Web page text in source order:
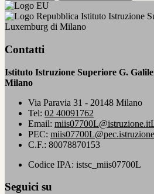
Istituto Istruzione
Luxemburg di Milano
Contatti
Istituto Istruzione Superiore G.
Milano
Via Paravia 31 - 20148 Milano
Tel: 02 40091762
Email: miis07700L@istruzione.it
PEC:
C.F.: 80078870153
Codice IPA: istsc_miis07700L
Seguici su